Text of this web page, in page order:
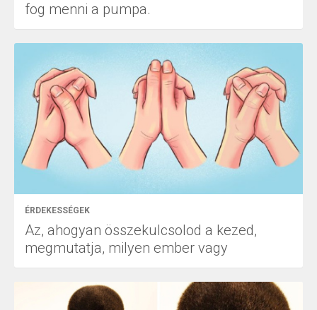
fog menni a pumpa.
ÉRDEKESSÉGEK
Az, ahogyan összekulcsolod a kezed,
megmutatja, milyen ember vagy